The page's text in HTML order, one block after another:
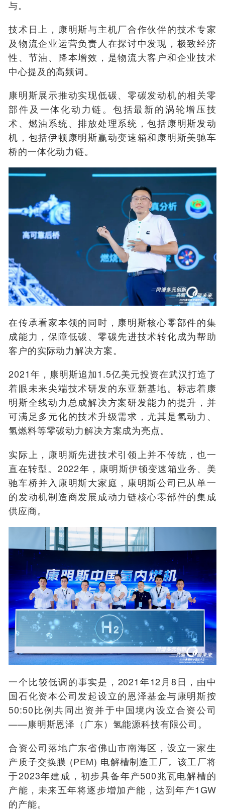
与。
技术日上，康明斯与主机厂合作伙伴的技术专家
及物流企业运营负责人在探讨中发现，极致经济
性、节油、降本增效，是物流大客户和企业技术
中心提及的高频词。
康明斯展示推动实现低碳、零碳发动机的相关零
部件及一体化动力链。包括最新的涡轮增压技
术、燃油系统、排放处理系统，包括康明斯发动
机，包括伊顿康明斯赢动变速箱和康明斯美驰车
桥的一体化动力链。
在传承看家本领的同时，康明斯核心零部件的集
成能力，保障低碳、零碳先进技术转化成为帮助
客户的实际动力解决方案。
2021年，康明斯追加1.5亿美元投资在武汉打造了
着眼未来尖端技术研发的东亚新基地。标志着康
明斯全线动力总成解决方案研发能力的提升，并
可满足多元化的技术升级需求，尤其是氢动力、
氢燃料等零碳动力解决方案成为亮点。
实际上，康明斯先进技术引领上并不传统，也一
直在转型。2022年，康明斯伊顿变速箱业务、美
驰车桥并入康明斯大家庭，康明斯公司已从单一
的发动机制造商发展成动力链核心零部件的集成
供应商。
一个比较低调的事实是，2021年12月8日，由中
国石化资本公司发起设立的恩泽基金与康明斯按
50:50比例共同出资并于中国境内设立合资公司
——康明斯恩泽（广东）氢能源科技有限公司。
合资公司落地广东省佛山市南海区，设立一家生
产质子交换膜 (PEM) 电解槽制造工厂。该工厂将
于2023年建成，初步具备年产500兆瓦电解槽的
产能，未来五年将逐步增加产能，达到年产1GW
的产能。